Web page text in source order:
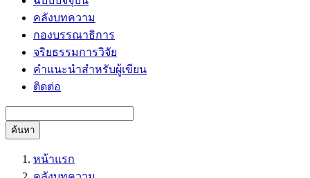
คลังบทความ
กองบรรณาธิการ
จริยธรรมการวิจัย
คำแนะนำสำหรับผู้เขียน
ติดต่อ
ค้นหา
หน้าแรก